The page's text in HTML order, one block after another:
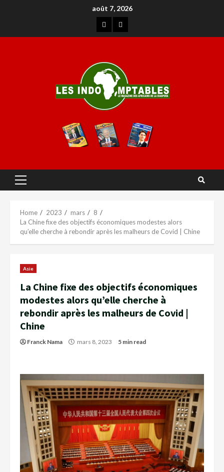
août 7, 2026
Home 2023 mars
8
La Chine fixe des objectifs économiques modestes alors
qu’elle cherche à rebondir après les malheurs de Covid | Chine
Asie
La Chine fixe des objectifs économiques
modestes alors qu’elle cherche à
rebondir après les malheurs de Covid |
Chine
Franck Nama mars 8, 2023 5 min read